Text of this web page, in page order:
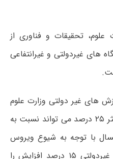
علوم، تحقیقات و فناوری از
های غیردولتی و غیرانتفاعی
های غیر دولتی وزارت علوم
گفته: شهریه این موسسات حداکثر ۲۵ درصد می‌ تواند نسبت به
با توجه به شیوع ویروس
در کشور، اغلب مؤسسات غیردولتی ۱۵ درصد افزایش را